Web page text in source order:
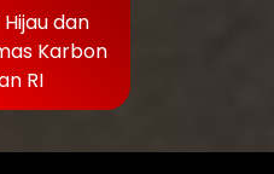
dan
Karbon
RI